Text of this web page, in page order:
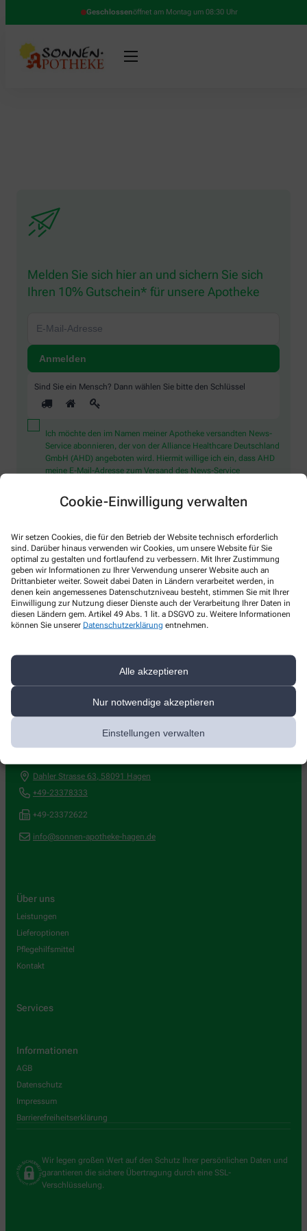
Cookie-Einwilligung verwalten
Wir setzen Cookies, die für den Betrieb der Website technisch erforderlich
sind. Darüber hinaus verwenden wir Cookies, um unsere Website für Sie
optimal zu gestalten und fortlaufend zu verbessern. Mit Ihrer Zustimmung
geben wir Informationen zu Ihrer Verwendung unserer Website auch an
Drittanbieter weiter. Soweit dabei Daten in Ländern verarbeitet werden, in
denen kein angemessenes Datenschutzniveau besteht, stimmen Sie mit Ihrer
Einwilligung zur Nutzung dieser Dienste auch der Verarbeitung Ihrer Daten in
diesen Ländern gem. Artikel 49 Abs. 1 lit. a DSGVO zu. Weitere Informationen
können Sie unserer Datenschutzerklärung entnehmen.
Alle akzeptieren
Nur notwendige akzeptieren
Einstellungen verwalten
Geschlossenöffnet am Montag um 08:30 Uhr
Melden Sie sich hier an und sichern Sie sich
Ihren 10% Gutschein* für unsere Apotheke
Sind Sie ein Mensch? Dann wählen Sie bitte den Schlüssel
Ich möchte den im Namen meiner Apotheke versandten News-
Service abonnieren, der von der Alliance Healthcare Deutschland
GmbH (AHD) angeboten wird. Hiermit willige ich ein, dass AHD
meine E-Mail-Adresse zum Versand des News-Service
Newsletters den Dienstleister Emarsys ein. Die Einwilligung
kann jederzeit für die Zukunft widerrufen werden (z.B. über den
Kontaktmöglichkeiten dafür und weitere Angaben zur
Datenverarbeitung finden sich in derDatenschutzerklärung
* Coupon-Bedingungen: Einmalig einlösbar bis zum
31.12.2026. Mindestbestellwert: 50,00 €. Gültig auf das
gesamte Sortiment, ausgeschlossen rezeptpflichtige Produkte.
Kontakt
Sonnen-Apotheke
Dahler Strasse 63, 58091 Hagen
+49-23378333
+49-23372622
info@sonnen-apotheke-hagen.de
Über uns
Leistungen
Lieferoptionen
Pflegehilfsmittel
Kontakt
Services
Informationen
AGB
Datenschutz
Impressum
Barrierefreiheitserklärung
Wir legen großen Wert auf den Schutz Ihrer persönlichen Daten und
garantieren die sichere Übertragung durch eine SSL-
Verschlüsselung.